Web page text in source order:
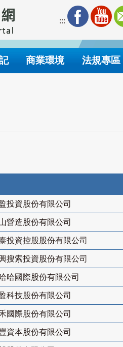
:::
商業環境 法規專區
投資股份有限公司
營造股份有限公司
投資控股股份有限公司
搜索投資股份有限公司
哈國際股份有限公司
科技股份有限公司
國際股份有限公司
資本股份有限公司